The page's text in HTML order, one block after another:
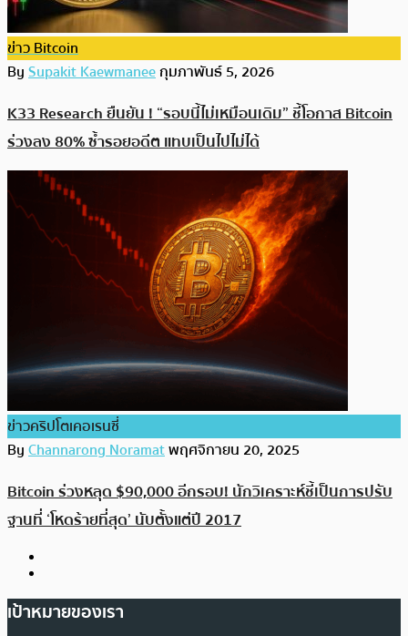
ข่าว Bitcoin
BySupakit Kaewmaneeกุมภาพันธ์ 5, 2026
K33 Research ยืนยัน ! “รอบนี้ไม่เหมือนเดิม” ชี้โอกาส Bitcoin
ร่วงลง 80% ซ้ำรอยอดีต แทบเป็นไปไม่ได้
ข่าวคริปโตเคอเรนซี่
ByChannarong Noramatพฤศจิกายน 20, 2025
Bitcoin ร่วงหลุด $90,000 อีกรอบ! นักวิเคราะห์ชี้เป็นการปรับ
ฐานที่ ‘โหดร้ายที่สุด’ นับตั้งแต่ปี 2017
เป้าหมายของเรา